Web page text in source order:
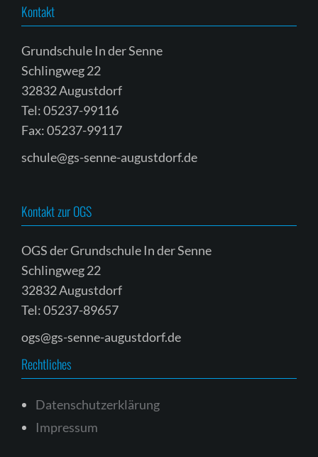
Kontakt
Grundschule In der Senne
Schlingweg 22
32832 Augustdorf
Tel: 05237-99116
Fax: 05237-99117
schule@gs-senne-augustdorf.de
Kontakt zur OGS
OGS der Grundschule In der Senne
Schlingweg 22
32832 Augustdorf
Tel: 05237-89657
ogs@gs-senne-augustdorf.de
Rechtliches
Datenschutzerklärung
Impressum